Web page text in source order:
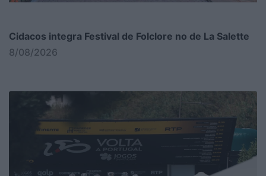
Cidacos integra Festival de Folclore no de La Salette
8/08/2026